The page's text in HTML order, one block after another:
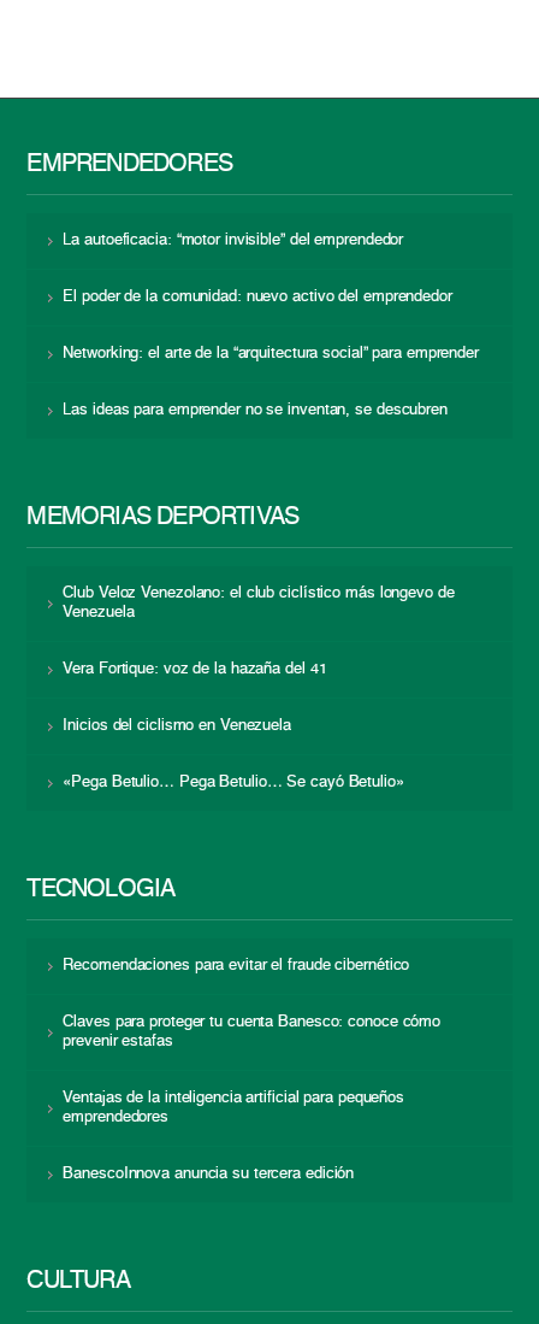
EMPRENDEDORES
La autoeficacia: “motor invisible” del emprendedor
El poder de la comunidad: nuevo activo del emprendedor
Networking: el arte de la “arquitectura social” para emprender
Las ideas para emprender no se inventan, se descubren
MEMORIAS DEPORTIVAS
Club Veloz Venezolano: el club ciclístico más longevo de
Venezuela
Vera Fortique: voz de la hazaña del 41
Inicios del ciclismo en Venezuela
«Pega Betulio… Pega Betulio… Se cayó Betulio»
TECNOLOGÍA
Recomendaciones para evitar el fraude cibernético
Claves para proteger tu cuenta Banesco: conoce cómo
prevenir estafas
Ventajas de la inteligencia artificial para pequeños
emprendedores
BanescoInnova anuncia su tercera edición
CULTURA